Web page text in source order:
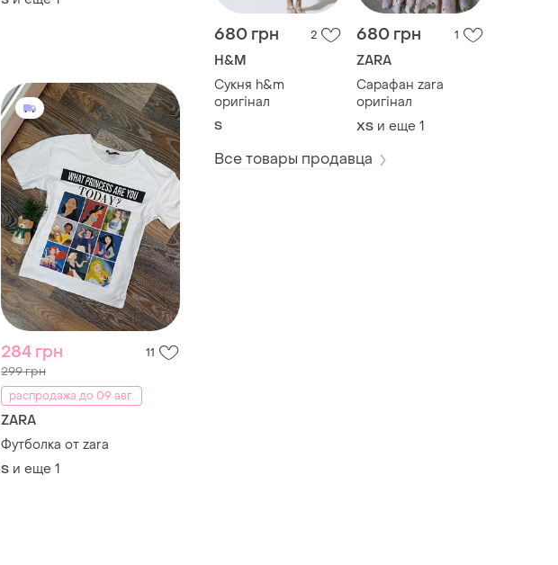
680 грн 2
H&M
Сукня h&m
оригінал
S
680 грн 1
ZARA
Сарафан zara
оригінал
ХS и еще 1
Все товары продавца
284 грн 11
299 грн
распродажа до 09 авг.
ZARA
Футболка от zara
S и еще 1